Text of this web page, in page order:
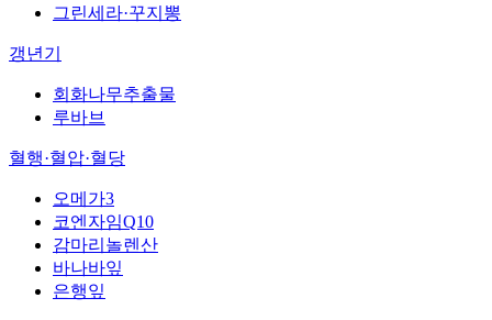
그린세라·꾸지뽕
갱년기
회화나무추출물
루바브
혈행·혈압·혈당
오메가3
코엔자임Q10
감마리놀렌산
바나바잎
은행잎